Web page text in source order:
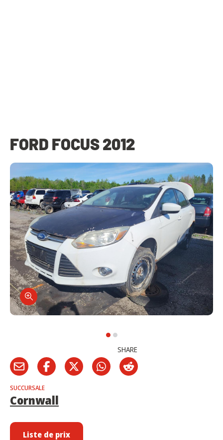
FORD FOCUS 2012
SHARE
SUCCURSALE
Cornwall
Liste de prix